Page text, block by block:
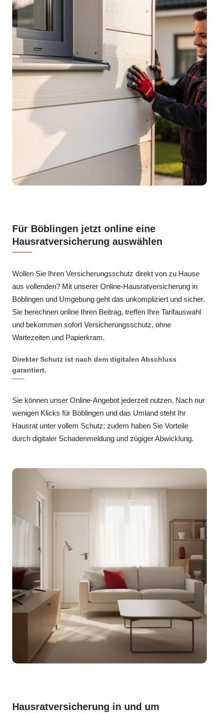
Für Böblingen jetzt online eine
Hausratversicherung auswählen
Wollen Sie Ihren Versicherungsschutz direkt von zu Hause
aus vollenden? Mit unserer Online-Hausratversicherung in
Böblingen und Umgebung geht das unkompliziert und sicher.
Sie berechnen online Ihren Beitrag, treffen Ihre Tarifauswahl
und bekommen sofort Versicherungsschutz, ohne
Wartezeiten und Papierkram.
Direkter Schutz ist nach dem digitalen Abschluss
garantiert.
Sie können unser Online-Angebot jederzeit nutzen. Nach nur
wenigen Klicks für Böblingen und das Umland steht Ihr
Hausrat unter vollem Schutz; zudem haben Sie Vorteile
durch digitaler Schadenmeldung und zügiger Abwicklung.
Hausratversicherung in und um